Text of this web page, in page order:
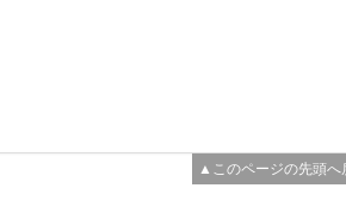
▲このページの先頭へ